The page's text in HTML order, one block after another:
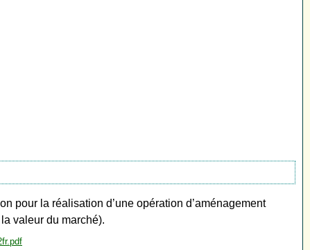
pour la réalisation d’une opération d’aménagement
valeur du marché).